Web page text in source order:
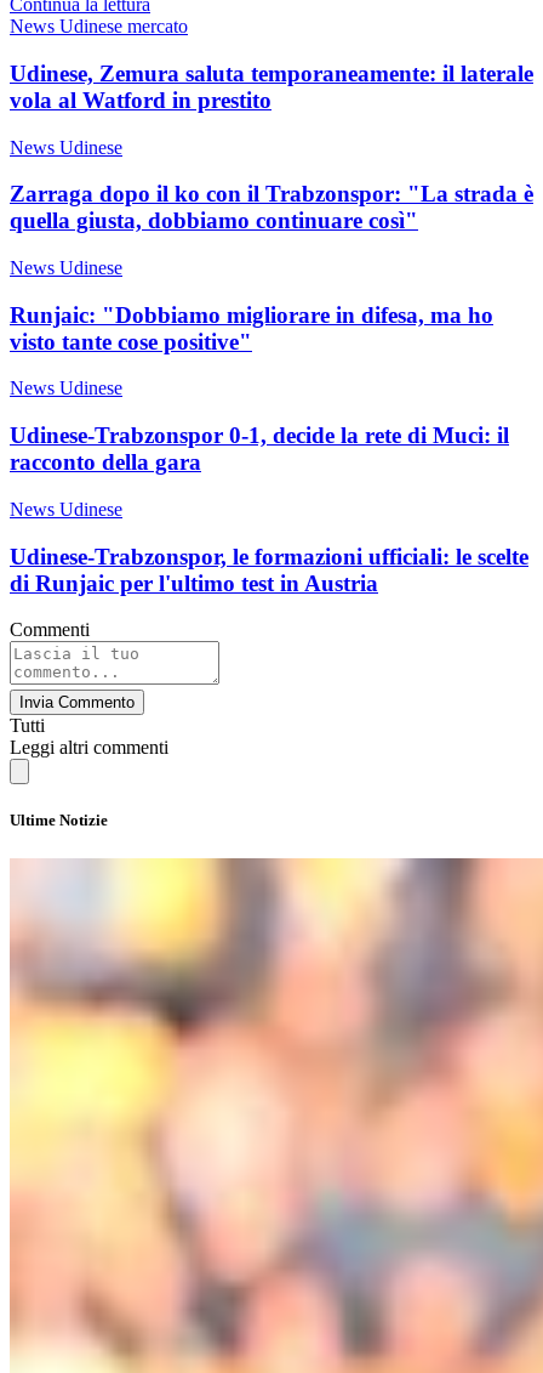
Continua la lettura
News Udinese mercato
Udinese, Zemura saluta temporaneamente: il laterale
vola al Watford in prestito
News Udinese
Zarraga dopo il ko con il Trabzonspor: "La strada è
quella giusta, dobbiamo continuare così"
News Udinese
Runjaic: "Dobbiamo migliorare in difesa, ma ho
visto tante cose positive"
News Udinese
Udinese-Trabzonspor 0-1, decide la rete di Muci: il
racconto della gara
News Udinese
Udinese-Trabzonspor, le formazioni ufficiali: le scelte
di Runjaic per l'ultimo test in Austria
Commenti
Invia Commento
Tutti
Leggi altri commenti
Ultime Notizie